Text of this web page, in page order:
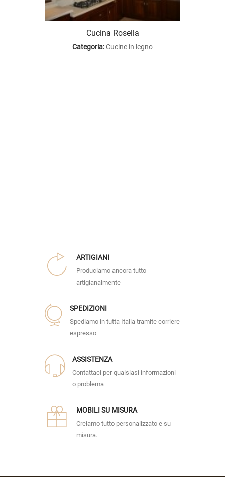
Cucina Rosella
Categoria:Cucine in legno
ARTIGIANI
Produciamo ancora tutto
artigianalmente
SPEDIZIONI
Spediamo in tutta Italia tramite corriere
espresso
ASSISTENZA
Contattaci per qualsiasi informazioni
o problema
MOBILI SU MISURA
Creiamo tutto personalizzato e su
misura.